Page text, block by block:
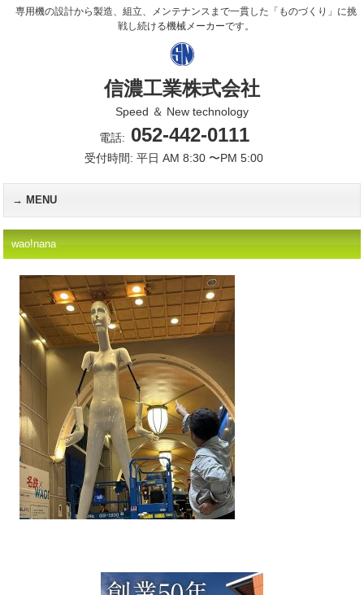
専用機の設計から製造、組立、メンテナンスまで一貫した「ものづくり」に挑
戦し続ける機械メーカーです。
信濃工業株式会社
Speed ＆ New technology
電話: 052-442-0111
受付時間: 平日 AM 8:30 〜PM 5:00
MENU
wao!nana